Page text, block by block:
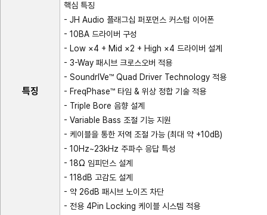
특징
핵심 특징
- JH Audio 플래그십 퍼포먼스 커스텀 이어폰
- 10BA 드라이버 구성
- Low ×4 + Mid ×2 + High ×4 드라이버 설계
- 3-Way 패시브 크로스오버 적용
- SoundrIVe™ Quad Driver Technology 적용
- FreqPhase™ 타임 & 위상 정합 기술 적용
- Triple Bore 음향 설계
- Variable Bass 조절 기능 지원
- 케이블을 통한 저역 조절 가능 (최대 약 +10dB)
- 10Hz~23kHz 주파수 응답 특성
- 18Ω 임피던스 설계
- 118dB 고감도 설계
- 약 26dB 패시브 노이즈 차단
- 전용 4Pin Locking 케이블 시스템 적용